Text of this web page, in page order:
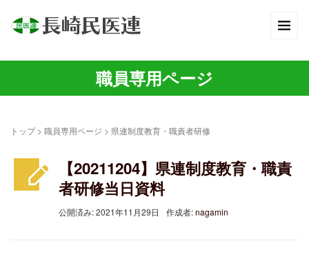
職員専用ページ
トップ> 職員専用ページ > 県連制度教育・職責者研修
29
【20211204】県連制度教育・職責
者研修当日資料
公開済み: 2021年11月29日 作成者:nagamin